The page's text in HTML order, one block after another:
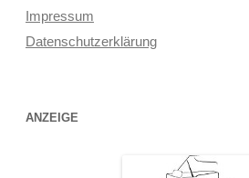
Impressum
Datenschutzerklärung
ANZEIGE